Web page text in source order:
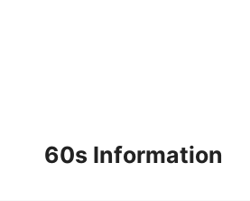
60s Information